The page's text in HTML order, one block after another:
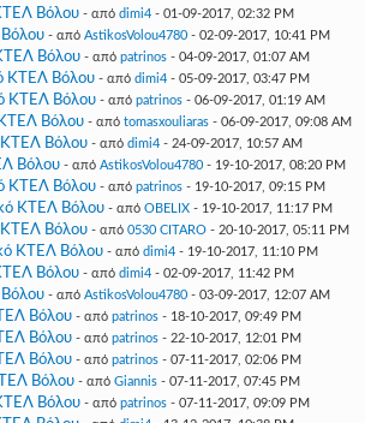
Βόλου - από dimi4 - 01-09-2017, 02:32 PM
- από AstikosVolou4780- 02-09-2017, 10:41 PM
Βόλου - από patrinos- 04-09-2017, 01:07 AM
ΚΤΕΛ Βόλου - από dimi4 - 05-09-2017, 03:47 PM
ΚΤΕΛ Βόλου - από patrinos- 06-09-2017, 01:19 AM
ΚΤΕΛ Βόλου - από tomasxouliaras - 06-09-2017, 09:08 AM
ΚΤΕΛ Βόλου - από dimi4- 24-09-2017, 10:57 AM
Βόλου - από AstikosVolou4780- 19-10-2017, 08:20 PM
ΚΤΕΛ Βόλου - από patrinos- 19-10-2017, 09:15 PM
ΚΤΕΛ Βόλου - από OBELIX- 19-10-2017, 11:17 PM
ΚΤΕΛ Βόλου - από 0530 CITARO- 20-10-2017, 05:11 PM
ΚΤΕΛ Βόλου - από dimi4- 19-10-2017, 11:10 PM
Βόλου - από dimi4 - 02-09-2017, 11:42 PM
- από AstikosVolou4780- 03-09-2017, 12:07 AM
Βόλου - από patrinos - 18-10-2017, 09:49 PM
Βόλου - από patrinos - 22-10-2017, 12:01 PM
Βόλου - από patrinos - 07-11-2017, 02:06 PM
Βόλου - από Giannis- 07-11-2017, 07:45 PM
Βόλου - από patrinos- 07-11-2017, 09:09 PM